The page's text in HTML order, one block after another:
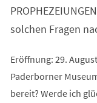
solchen Fragen
Eröffnung: 29.
Paderborner
bereit? Werde ich